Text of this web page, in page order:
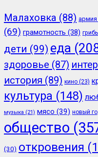
Малаховка (88) армия
(69) грамотность (38)
дети (99) еда
здоровье (87)
история (89) кино (23)
культура (148)
музыка (21) мясо (39) новый
общество
(30) откровения